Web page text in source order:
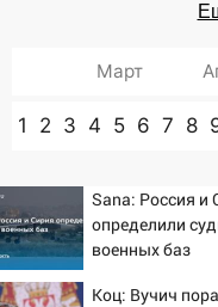
Март
1 2 3 4 5 6 7 8
Sana: Россия и
определили
военных баз
Коц: Вучич